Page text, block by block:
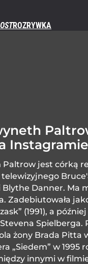
Instagramie
Paltrow jest córką
Danner. Ma
Zadebiutowała
(1991), a
Stevena Spielberga.
żony Brada Pitta
„Siedem” w 1995
innymi w